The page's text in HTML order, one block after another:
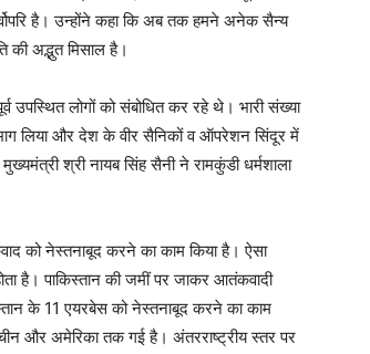
है। उन्होंने कहा कि अब तक हमने अनेक सैन्य
की अद्भुत मिसाल है।
उपस्थित लोगों को संबोधित कर रहे थे। भारी संख्या
लिया और देश के वीर सैनिकों व ऑपरेशन सिंदूर में
श्री नायब सिंह सैनी ने रामकुंडी धर्मशाला
को नेस्तनाबूद करने का काम किया है। ऐसा
है। पाकिस्तान की जमीं पर जाकर आतंकवादी
के 11 एयरबेस को नेस्तनाबूद करने का काम
और अमेरिका तक गई है। अंतरराष्ट्रीय स्तर पर